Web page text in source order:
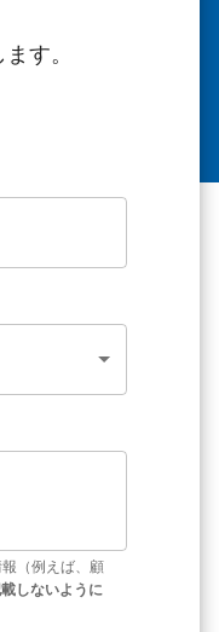
す。
（例えば、顧
しないように